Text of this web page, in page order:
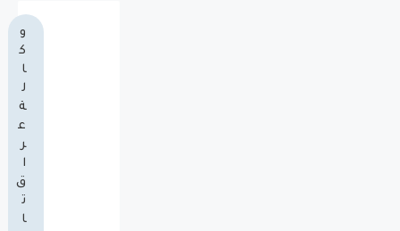
و
ك
ا
ل
ة
ع
ر
ا
ق
ت
ا